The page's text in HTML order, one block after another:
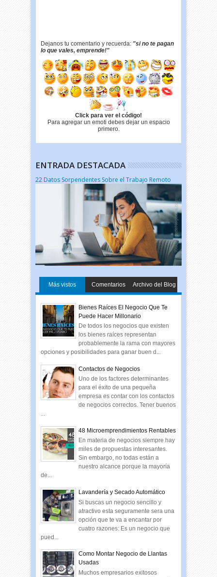
Dejanos tu comentario y recuerda: "si no te pagan
lo que vales, emprende!"
Click para ver el código!
Para agregar un emoti debes dejar un espacio
primero.
ENTRADA DESTACADA
22 Datos Sorpendentes Sobre el Trabajo Remoto
Más vistos Comentarios Archivo del Blog
Bienes Raíces El Negocio Que Te
Puede Hacer Millonario
De todos los negocios que existen
los bienes raíces representan
probablemente la rama con mayores
opciones y posibilidades para ganar buen d...
Contactos de Negocios
Uno de los factores determinantes
para el éxito de una pequeña
empresa es contar con los contactos
de negocios correctos. Tener buenos
...
48 Microemprendimientos Rentables
En materia de negocios siempre hay
miles de propuestas interesantes.
Sin embargo, no todas están a
nuestro alcance porque la mayoría
de...
Lavandería y Secado Automático
Si buscas un negocio sencillo y
atractivo esta seguramente sera una
opción que te va a encantar por
cuatro razones: Es un negocio que
pued...
Como Montar Negocio de Llantas
Usadas
Muchos empresarios exitosos